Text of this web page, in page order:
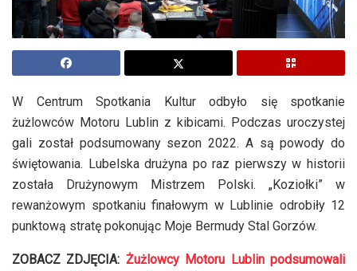
W Centrum Spotkania Kultur odbyło się spotkanie
żużlowców Motoru Lublin z kibicami. Podczas uroczystej
gali został podsumowany sezon 2022. A są powody do
świętowania. Lubelska drużyna po raz pierwszy w historii
została Drużynowym Mistrzem Polski. „Koziołki” w
rewanżowym spotkaniu finałowym w Lublinie odrobiły 12
punktową stratę pokonując Moje Bermudy Stal Gorzów.
ZOBACZ ZDJĘCIA: Żużlowcy Motoru Lublin podsumowali